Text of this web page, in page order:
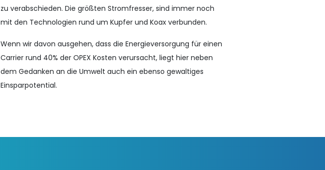
zu verabschieden. Die größten Stromfresser, sind immer noch
mit den Technologien rund um Kupfer und Koax verbunden.
Wenn wir davon ausgehen, dass die Energieversorgung für einen
Carrier rund 40% der OPEX Kosten verursacht, liegt hier neben
dem Gedanken an die Umwelt auch ein ebenso gewaltiges
Einsparpotential.